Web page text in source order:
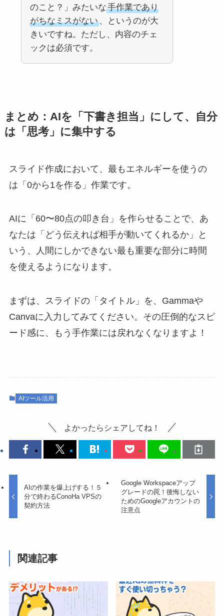
のこと？」みたいな手作業であり
がちなミスがない、というのが大
きいですね。ただし、内容のチェ
ックは必須です。
まとめ：AIを「下書き担当」にして、自分
は「思考」に集中する
スライド作成において、最もエネルギーを使うの
は「0から1を作る」作業です。
AIに「60〜80点の叩き台」を作らせることで、あ
なたは「どう伝えれば相手が動いてくれるか」と
いう、人間にしかできない最も重要な部分に時間
を使えるようになります。
まずは、スライドの「タイトル」を、Gammaや
Canvaに入力してみてください。その圧倒的なスピ
ード感に、もう手作業には戻れなくなりますよ！
AIツール活用
よかったらシェアしてね！
AIの作業を爆上げする！５
分で終わるConoHa VPSの
契約方法
Google Workspaceアップ
グレードの罠！後悔しない
ためのGoogleアカウントの
注意点
関連記事